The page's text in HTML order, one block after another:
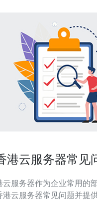
港云服务器常见
云服务器作为企业常用的
港云服务器常见问题并提